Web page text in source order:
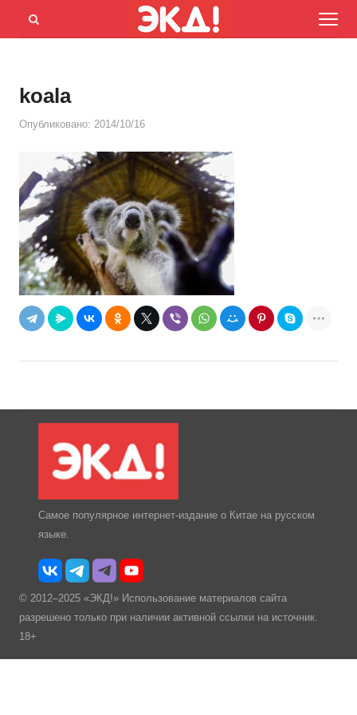
Menu
Открыть
koala
Опубликовано: 2014/10/16
Самое популярное интернет-издание о Китае на русском
языке.
© 2012–2025 «ЭКД!» Использование материалов сайта
разрешено только при наличии активной ссылки на источник.
18+